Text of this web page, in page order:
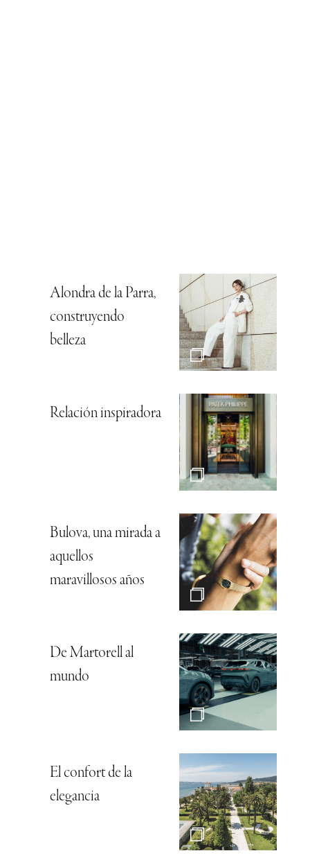
Alondra de la Parra,
construyendo
belleza
Relación inspiradora
Bulova, una mirada a
aquellos
maravillosos años
De Martorell al
mundo
El confort de la
elegancia